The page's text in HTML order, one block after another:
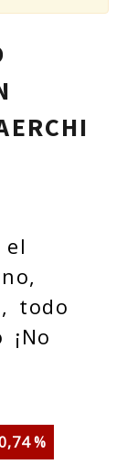
todo
%